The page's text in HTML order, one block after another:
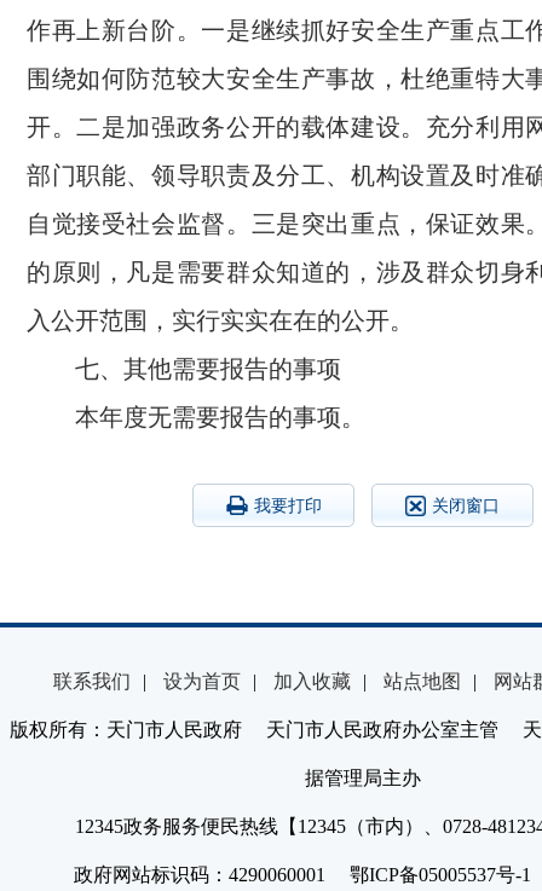
作再上新台阶。一是继续抓好安全生产重点工
围绕如何防范较大安全生产事故，杜绝重特大
开。二是加强政务公开的载体建设。充分利用
部门职能、领导职责及分工、机构设置及时准
自觉接受社会监督。三是突出重点，保证效果
的原则，凡是需要群众知道的，涉及群众切身
入公开范围，实行实实在在的公开。
七、其他需要报告的事项
本年度无需要报告的事项。
我要打印 关闭窗口
联系我们 | 设为首页 | 加入收藏 | 站点地图 | 网站
版权所有：天门市人民政府 天门市人民政府办公室主管 天
据管理局主办
12345政务服务便民热线【12345（市内）、0728-
政府网站标识码：4290060001 鄂ICP备05005537号